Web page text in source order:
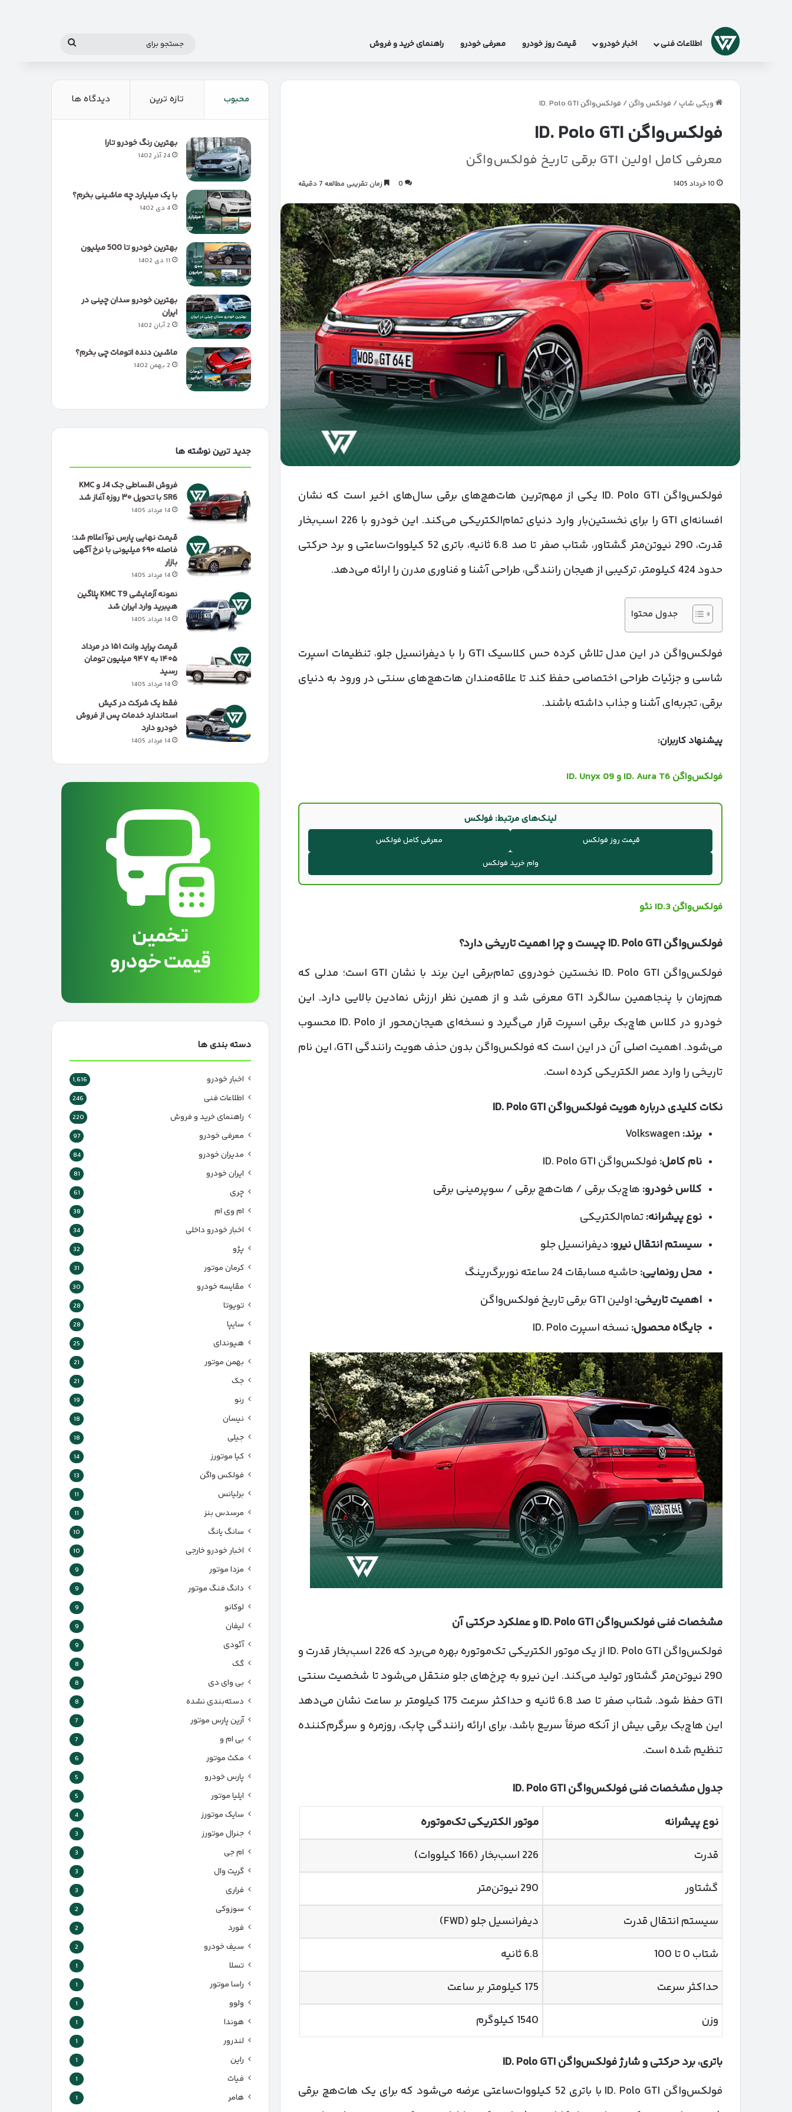
لوگو اطلاعات فنی اخبار خودرو قیمت روز خودرو معرفی خودرو راهنمای خرید و فروش
جستجو
ویکی شاپ/ فولکس واگن/ فولکس‌واگن ID. Polo GTI
فولکس‌واگن ID. Polo GTI
معرفی کامل اولین GTI برقی تاریخ فولکس‌واگن
10 خرداد 1405 0 زمان تقریبی مطالعه 7 دقیقه
فولکس‌واگن ID. Polo GTI یکی از مهم‌ترین هات‌هچ‌های برقی سال‌های اخیر است که نشان
افسانه‌ای GTI را برای نخستین‌بار وارد دنیای تمام‌الکتریکی می‌کند. این خودرو با 226 اسب‌بخار
قدرت، 290 نیوتن‌متر گشتاور، شتاب صفر تا صد 6.8 ثانیه، باتری 52 کیلووات‌ساعتی و برد حرکتی
حدود 424 کیلومتر، ترکیبی از هیجان رانندگی، طراحی آشنا و فناوری مدرن را ارائه می‌دهد.
جدول محتوا
فولکس‌واگن در این مدل تلاش کرده حس کلاسیک GTI را با دیفرانسیل جلو، تنظیمات اسپرت
شاسی و جزئیات طراحی اختصاصی حفظ کند تا علاقه‌مندان هات‌هچ‌های سنتی در ورود به دنیای
برقی، تجربه‌ای آشنا و جذاب داشته باشند.
پیشنهاد کاربران:
فولکس‌واگن ID. Aura T6 و ID. Unyx 09
لینک‌های مرتبط: فولکس
قیمت روز فولکس
معرفی کامل فولکس
وام خرید فولکس
فولکس‌واگن ID.3 نئو
فولکس‌واگنID. Polo GTIچیست و چرا اهمیت تاریخی دارد؟
فولکس‌واگن ID. Polo GTI نخستین خودروی تمام‌برقی این برند با نشان GTI است؛ مدلی که
هم‌زمان با پنجاهمین سالگرد GTI معرفی شد و از همین نظر ارزش نمادین بالایی دارد. این
خودرو در کلاس هاچ‌بک برقی اسپرت قرار می‌گیرد و نسخه‌ای هیجان‌محور از ID. Polo محسوب
می‌شود. اهمیت اصلی آن در این است که فولکس‌واگن بدون حذف هویت رانندگی GTI، این نام
تاریخی را وارد عصر الکتریکی کرده است.
نکات کلیدی درباره هویت فولکس‌واگنID. Polo GTI
برند:
نام کامل: فولکس‌واگن ID. Polo GTI
کلاس خودرو: هاچ‌بک برقی / هات‌هچ برقی / سوپرمینی برقی
نوع پیشرانه:تمام‌الکتریکی
سیستم انتقال نیرو: دیفرانسیل جلو
محل رونمایی:حاشیه مسابقات 24 ساعته نوربرگ‌رینگ
اهمیت تاریخی: اولین GTI برقی تاریخ فولکس‌واگن
جایگاه محصول: نسخه اسپرت ID. Polo
مشخصات فنی فولکس‌واگنID. Polo GTIو عملکرد حرکتی آن
فولکس‌واگن ID. Polo GTI از یک موتور الکتریکی تک‌موتوره بهره می‌برد که 226 اسب‌بخار قدرت و
290 نیوتن‌متر گشتاور تولید می‌کند. این نیرو به چرخ‌های جلو منتقل می‌شود تا شخصیت سنتی
GTI حفظ شود. شتاب صفر تا صد 6.8 ثانیه و حداکثر سرعت 175 کیلومتر بر ساعت نشان می‌دهد
این هاچ‌بک برقی بیش از آنکه صرفاً سریع باشد، برای ارائه رانندگی چابک، روزمره و سرگرم‌کننده
تنظیم شده است.
جدول مشخصات فنی فولکس‌واگنID. Polo GTI
نوع پیشرانه
موتور الکتریکی تک‌موتوره
قدرت
226 اسب‌بخار (166 کیلووات)
گشتاور
290 نیوتن‌متر
سیستم انتقال قدرت
دیفرانسیل جلو (FWD)
شتاب 0 تا 100
6.8 ثانیه
حداکثر سرعت
175 کیلومتر بر ساعت
وزن
1540 کیلوگرم
باتری، برد حرکتی و شارژ فولکس‌واگنID. Polo GTI
فولکس‌واگن ID. Polo GTI با باتری 52 کیلووات‌ساعتی عرضه می‌شود که برای یک هات‌هچ برقی
محبوب تازه ترین دیدگاه ها
بهترین رنگ خودرو تارا
24 آذر 1402
با یک میلیارد چه ماشینی بخرم؟
4 دی 1402
بهترین خودرو تا 500 میلیون
11 دی 1402
بهترین خودرو سدان چینی در
ایران
2 آبان 1402
ماشین دنده اتومات چی بخرم؟
2 بهمن 1402
جدید ترین نوشته ها
فروش اقساطی جک J4 و KMC
SR6 با تحویل ۳۰ روزه آغاز شد
14 مرداد 1405
قیمت نهایی پارس نوآ اعلام شد؛
فاصله ۶۹۰ میلیونی با نرخ آگهی
بازار
14 مرداد 1405
نمونه آزمایشی KMC T9 پلاگین
هیبرید وارد ایران شد
14 مرداد 1405
قیمت پراید وانت ۱۵۱ در مرداد
۱۴۰۵ به ۹۴۷ میلیون تومان
رسید
14 مرداد 1405
فقط یک شرکت در کیش
استاندارد خدمات پس از فروش
خودرو دارد
14 مرداد 1405
دسته بندی ها
اخبار خودرو 1,616
اطلاعات فنی 246
راهنمای خرید و فروش 220
معرفی خودرو 97
مدیران خودرو 84
ایران خودرو 81
چری 61
ام وی ام 38
اخبار خودرو داخلی 34
پژو 32
کرمان موتور 31
مقایسه خودرو 30
تویوتا 28
سایپا 28
هیوندای 25
بهمن موتور 21
جک 21
رنو 19
نیسان 18
جیلی 18
کیا موتورز 14
فولکس واگن 13
برلیانس 11
مرسدس بنز 11
سانگ یانگ 10
اخبار خودرو خارجی 10
مزدا موتور 9
دانگ فنگ موتور 9
لوکانو 9
لیفان 9
آئودی 9
گک 8
بی وای دی 8
دسته‌بندی نشده 8
آرین پارس موتور 7
بی ام و 7
مکث موتور 6
پارس‌ خودرو 5
ایلیا موتور 5
سایک موتورز 4
جنرال موتورز 3
ام جی 3
گریت وال 3
فراری 3
سوزوکی 2
فورد 2
سیف خودرو 2
تسلا 1
راسا موتور 1
ولوو 1
هوندا 1
لندرور 1
راین 1
فیات 1
هامر 1